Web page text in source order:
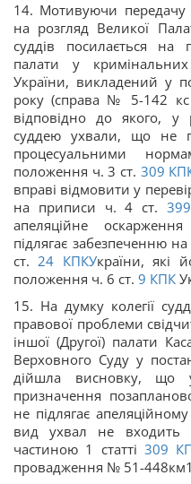
14. Мотивуючи передачу
на розгляд Великої
суддів посилається на
палати у
України, викладений у
року (справа № 5-142
відповідно до якого, у
суддею ухвали, що не
процесуальними
положення ч. 3 ст. 309
вправі відмовити у
на приписи ч. 4 ст. 399
апеляційне
підлягає забезпеченню
ст. 24 КПКУкраїни, які
положення ч. 6 ст. 9 КПК
15. На думку колегії
правової проблеми
іншої (Другої) палати
Верховного Суду у
дійшла висновку, що
призначення
не підлягає
вид ухвал не входить
частиною 1 статті 309
провадження № 51-